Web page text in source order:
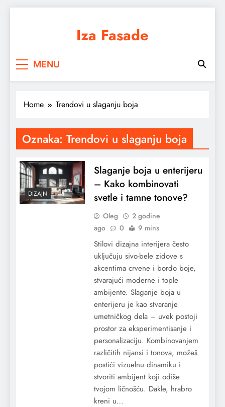
Iza Fasade
MENU
Home Trendovi u slaganju boja
Oznaka: Trendovi u slaganju boja
DIZAJN
Slaganje boja u enterijeru
– Kako kombinovati
svetle i tamne tonove?
Oleg
2 godine
ago
0 9 mins
Stilovi dizajna interijera često
uključuju sivo-bele zidove s
akcentima crvene i bordo boje,
stvarajući moderne i tople
ambijente. Slaganje boja u
enterijeru je kao stvaranje
umetničkog dela – uvek postoji
prostor za eksperimentisanje i
personalizaciju. Kombinovanjem
različitih nijansi i tonova, možeš
postići vizuelnu dinamiku i
stvoriti ambijent koji odiše
tvojom ličnošću. Dakle, hrabro
kreni u…